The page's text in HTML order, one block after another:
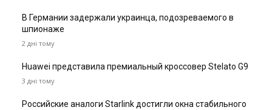
В Германии задержали украинца, подозреваемого в
шпионаже
2 дні тому
Huawei представила премиальный кроссовер Stelato G9
3 дні тому
Российские аналоги Starlink достигли окна стабильного